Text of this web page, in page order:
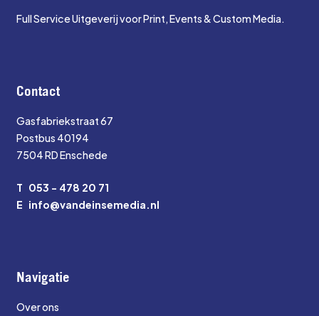
Full Service Uitgeverij voor Print, Events & Custom Media.
Contact
Gasfabriekstraat 67
Postbus 40194
7504 RD Enschede
T 053 - 478 20 71
E info@vandeinsemedia.nl
Navigatie
Over ons